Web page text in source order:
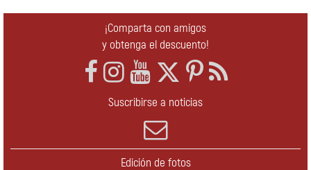
¡Comparta con amigos
y obtenga el descuento!
Suscribirse a noticias
Edición de fotos